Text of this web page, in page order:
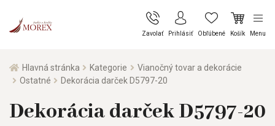
Zavolať Prihlásiť Obľúbené Košík Menu
Hlavná stránka Kategorie
Vianočný tovar a dekorácie
Ostatné
Dekorácia darček D5797-20
Dekorácia darček D5797-20